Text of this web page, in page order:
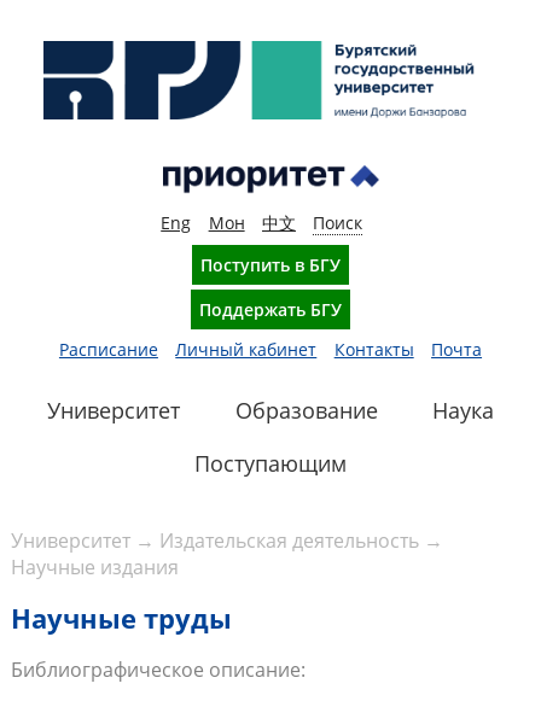
Eng Мон 中文
Поиск
Поступить в БГУ
Поддержать БГУ
Расписание
Личный кабинет Контакты Почта
Университет Образование
Наука
Поступающим
Университет→ Издательская деятельность→
Научные издания
Научные труды
Библиографическое описание: